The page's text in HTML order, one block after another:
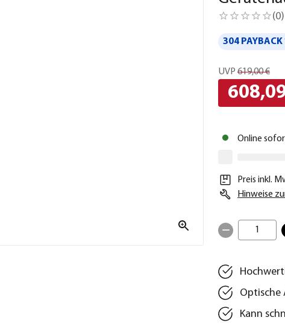
(0)
304
UVP 619,00 €
Online
Preis inkl.
Hinweise
1
Optische
Kann